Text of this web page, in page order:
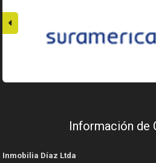
Información de
Inmobilia Díaz Ltda